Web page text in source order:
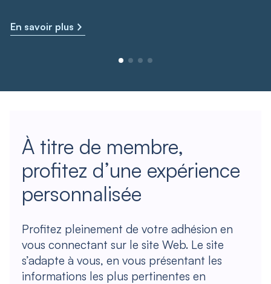
En savoir plus
À titre de membre,
profitez d’une expérience
personnalisée
Profitez pleinement de votre adhésion en
vous connectant sur le site Web. Le site
s’adapte à vous, en vous présentant les
informations les plus pertinentes en